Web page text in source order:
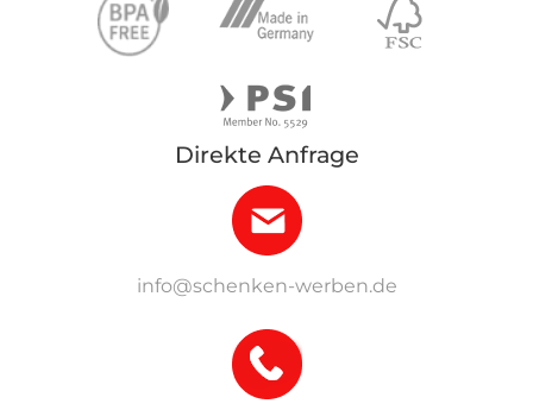
Direkte Anfrage
info@schenken-werben.de